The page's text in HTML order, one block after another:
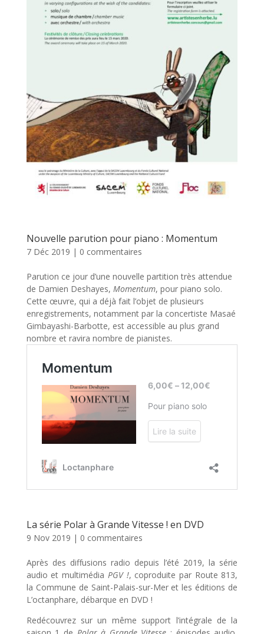
Nouvelle parution pour piano : Momentum
7 Déc 2019 | 0 commentaires
Parution ce jour d’une nouvelle partition très attendue
de Damien Deshayes, Momentum, pour piano solo.
Cette œuvre, qui a déjà fait l’objet de plusieurs
enregistrements, notamment par la concertiste Masaé
Gimbayashi-Barbotte, est accessible au plus grand
nombre et ravira nombre de pianistes.
La série Polar à Grande Vitesse ! en DVD
9 Nov 2019 | 0 commentaires
Après des diffusions radio depuis l’été 2019, la série
audio et multimédia PGV!, coproduite par Route 813,
la Commune de Saint-Palais-sur-Mer et les éditions de
L’octanphare, débarque en DVD !
Redécouvrez sur un même support l’intégrale de la